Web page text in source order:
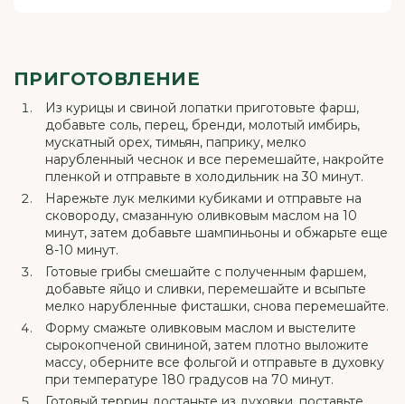
ПРИГОТОВЛЕНИЕ
Из курицы и свиной лопатки приготовьте фарш,
добавьте соль, перец, бренди, молотый имбирь,
мускатный орех, тимьян, паприку, мелко
нарубленный чеснок и все перемешайте, накройте
пленкой и отправьте в холодильник на 30 минут.
Нарежьте лук мелкими кубиками и отправьте на
сковороду, смазанную оливковым маслом на 10
минут, затем добавьте шампиньоны и обжарьте еще
8-10 минут.
Готовые грибы смешайте с полученным фаршем,
добавьте яйцо и сливки, перемешайте и всыпьте
мелко нарубленные фисташки, снова перемешайте.
Форму смажьте оливковым маслом и выстелите
сырокопченой свининой, затем плотно выложите
массу, оберните все фольгой и отправьте в духовку
при температуре 180 градусов на 70 минут.